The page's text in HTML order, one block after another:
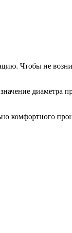
Чтобы не
диаметра
комфортного